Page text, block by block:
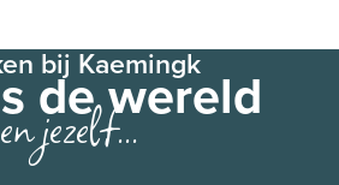
bij Kaemingk
de wereld
en jezelf...